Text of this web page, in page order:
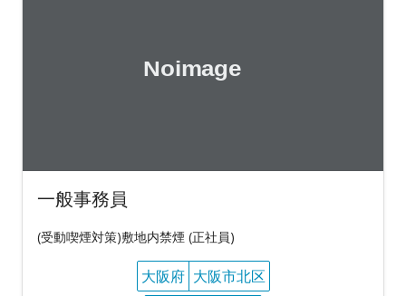
一般事務員
(受動喫煙対策)敷地内禁煙 (正社員)
大阪府 大阪市北区